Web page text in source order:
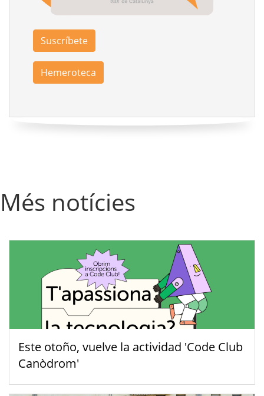
Suscríbete
Hemeroteca
Més notícies
Este otoño, vuelve la actividad 'Code Club
Canòdrom'